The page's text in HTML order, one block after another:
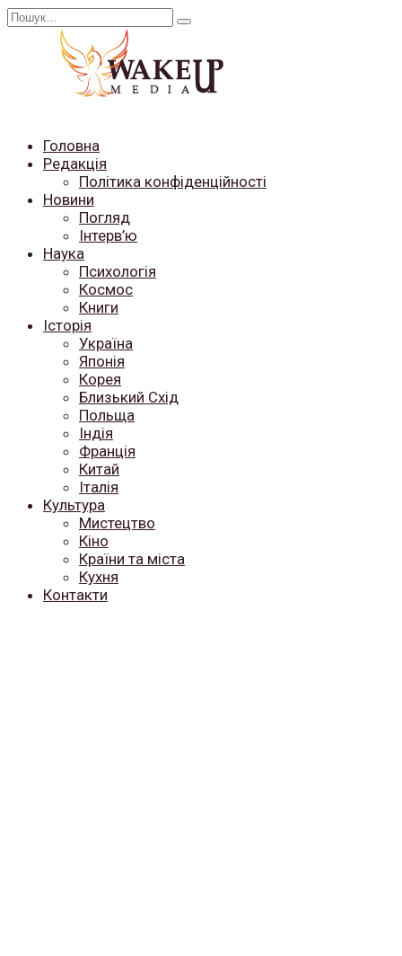
Перейти
Search
Головна
Редакція
Політика конфіденційності
Новини
Погляд
Інтерв’ю
Наука
Психологія
Космос
Книги
Історія
Україна
Японія
Корея
Близький Схід
Польща
Індія
Франція
Китай
Італія
Культура
Мистецтво
Кіно
Країни та міста
Кухня
Контакти